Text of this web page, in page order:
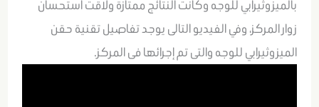
بالميزوثيرابي للوجه وكانت النتائج ممتازة ولاقت استحسان
زوار المركز، وفي الفيديو التالى يوجد تفاصيل تقنية حقن
الميزوثيرابي للوجه والتى تم إجرائها فى المركز.